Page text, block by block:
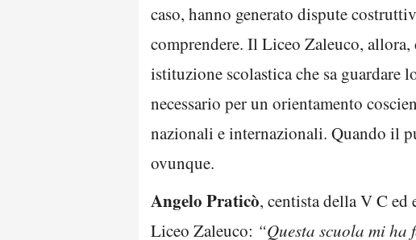
caso, hanno generato dispute
comprendere. Il Liceo Zaleuco,
istituzione scolastica che sa
necessario per un orientamento
nazionali e internazionali. Quando il
ovunque.
Angelo Praticò, centista della V C ed
Liceo Zaleuco: “Questa scuola mi